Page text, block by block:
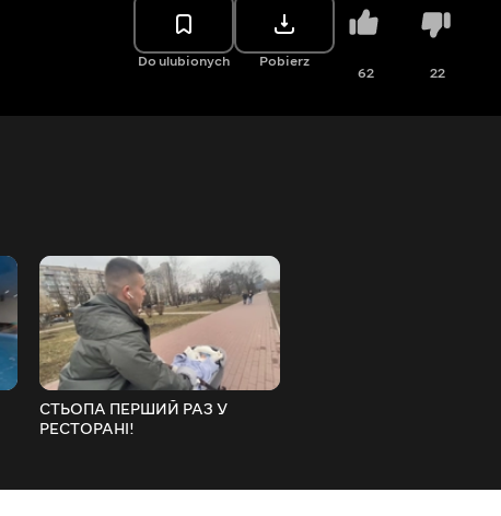
Do ulubionych Pobierz
62 22
СТЬОПА ПЕРШИЙ РАЗ У
РЕСТОРАНІ!